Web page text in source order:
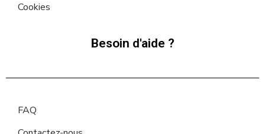
Cookies
Besoin d'aide ?
FAQ